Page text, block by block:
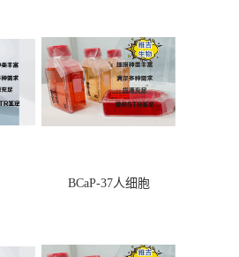
BCaP-37人细胞